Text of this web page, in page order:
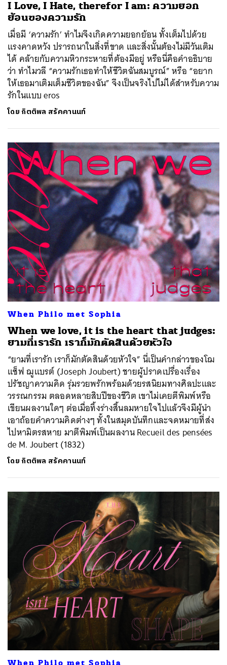
I Love, I Hate, therefor I am: ความยอก
ย้อนของความรัก
เมื่อมี ‘ความรัก’ ทำไมจึงเกิดความยอกย้อน ทั้งเต็มไปด้วย
แรงคาดหวัง ปรารถนาในสิ่งที่ขาด และสิ่งนั้นต้องไม่มีวันเติม
ได้ คล้ายกับความหิวกระหายที่ต้องมีอยู่ หรือนี่คือคำอธิบาย
ว่า ทำไมวลี “ความรักเธอทำให้ชีวิตฉันสมบูรณ์” หรือ “อยาก
ให้เธอมาเติมเต็มชีวิตของฉัน” จึงเป็นจริงไปไม่ได้สำหรับความ
รักในแบบ eros
โดย กิตติพล สรัคคานนท์
When Philo met Sophia
When we love, it is the heart that judges:
ยามที่เรารัก เราก็มักตัดสินด้วยหัวใจ
“ยามที่เรารัก เราก็มักตัดสินด้วยหัวใจ” นี่เป็นคำกล่าวของโฌ
แซ็ฟ ฌูแบรต์ (Joseph Joubert) ชายผู้ปราดเปรื่องเรื่อง
ปรัชญาความคิด รุ่มรวยพรักพร้อมด้วยรสนิยมทางศิลปะและ
วรรณกรรม ตลอดหลายสิบปีของชีวิต เขาไม่เคยตีพิมพ์หรือ
เขียนผลงานใดๆ ต่อเมื่อทิ้งร่างสิ้นลมหายใจไปแล้วจึงมีผู้นำ
เอาถ้อยคำความคิดต่างๆ ทั้งในสมุดบันทึกและจดหมายที่ส่ง
ไปหามิตรสหาย มาตีพิมพ์เป็นผลงาน Recueil des pensées
de M. Joubert (1832)
โดย กิตติพล สรัคคานนท์
When Philo met Sophia